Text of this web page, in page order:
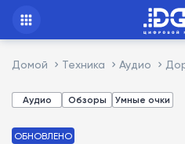
Домой Техника Аудио
Аудио Обзоры Умные очки
ОБНОВЛЕНО